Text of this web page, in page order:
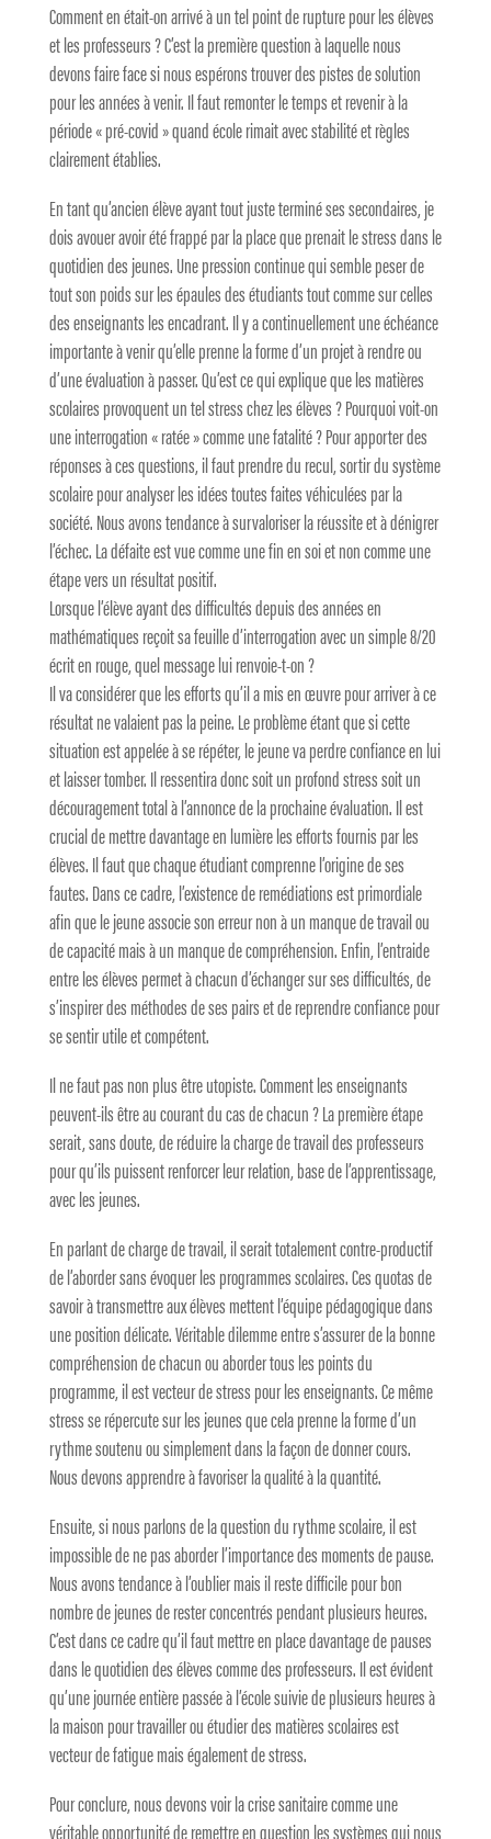
Comment en était-on arrivé à un tel point de rupture pour les élèves
et les professeurs ? C’est la première question à laquelle nous
devons faire face si nous espérons trouver des pistes de solution
pour les années à venir. Il faut remonter le temps et revenir à la
période « pré-covid » quand école rimait avec stabilité et règles
clairement établies.
En tant qu’ancien élève ayant tout juste terminé ses secondaires, je
dois avouer avoir été frappé par la place que prenait le stress dans le
quotidien des jeunes. Une pression continue qui semble peser de
tout son poids sur les épaules des étudiants tout comme sur celles
des enseignants les encadrant. Il y a continuellement une échéance
importante à venir qu’elle prenne la forme d’un projet à rendre ou
d’une évaluation à passer. Qu’est ce qui explique que les matières
scolaires provoquent un tel stress chez les élèves ? Pourquoi voit-on
une interrogation « ratée » comme une fatalité ? Pour apporter des
réponses à ces questions, il faut prendre du recul, sortir du système
scolaire pour analyser les idées toutes faites véhiculées par la
société. Nous avons tendance à survaloriser la réussite et à dénigrer
l’échec. La défaite est vue comme une fin en soi et non comme une
étape vers un résultat positif.
Lorsque l’élève ayant des difficultés depuis des années en
mathématiques reçoit sa feuille d’interrogation avec un simple 8/20
écrit en rouge, quel message lui renvoie-t-on ?
Il va considérer que les efforts qu’il a mis en œuvre pour arriver à ce
résultat ne valaient pas la peine. Le problème étant que si cette
situation est appelée à se répéter, le jeune va perdre confiance en lui
et laisser tomber. Il ressentira donc soit un profond stress soit un
découragement total à l’annonce de la prochaine évaluation. Il est
crucial de mettre davantage en lumière les efforts fournis par les
élèves. Il faut que chaque étudiant comprenne l’origine de ses
fautes. Dans ce cadre, l’existence de remédiations est primordiale
afin que le jeune associe son erreur non à un manque de travail ou
de capacité mais à un manque de compréhension. Enfin, l’entraide
entre les élèves permet à chacun d’échanger sur ses difficultés, de
s’inspirer des méthodes de ses pairs et de reprendre confiance pour
se sentir utile et compétent.
Il ne faut pas non plus être utopiste. Comment les enseignants
peuvent-ils être au courant du cas de chacun ? La première étape
serait, sans doute, de réduire la charge de travail des professeurs
pour qu’ils puissent renforcer leur relation, base de l’apprentissage,
avec les jeunes.
En parlant de charge de travail, il serait totalement contre-productif
de l’aborder sans évoquer les programmes scolaires. Ces quotas de
savoir à transmettre aux élèves mettent l’équipe pédagogique dans
une position délicate. Véritable dilemme entre s’assurer de la bonne
compréhension de chacun ou aborder tous les points du
programme, il est vecteur de stress pour les enseignants. Ce même
stress se répercute sur les jeunes que cela prenne la forme d’un
rythme soutenu ou simplement dans la façon de donner cours.
Nous devons apprendre à favoriser la qualité à la quantité.
Ensuite, si nous parlons de la question du rythme scolaire, il est
impossible de ne pas aborder l’importance des moments de pause.
Nous avons tendance à l’oublier mais il reste difficile pour bon
nombre de jeunes de rester concentrés pendant plusieurs heures.
C’est dans ce cadre qu’il faut mettre en place davantage de pauses
dans le quotidien des élèves comme des professeurs. Il est évident
qu’une journée entière passée à l’école suivie de plusieurs heures à
la maison pour travailler ou étudier des matières scolaires est
vecteur de fatigue mais également de stress.
Pour conclure, nous devons voir la crise sanitaire comme une
véritable opportunité de remettre en question les systèmes qui nous